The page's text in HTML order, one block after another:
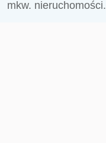
mkw. nieruchomości.